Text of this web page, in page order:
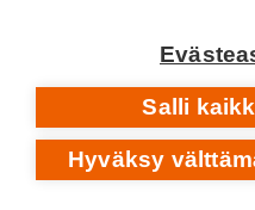
huhtikuu 2016
maaliskuu 2016
helmikuu 2016
tammikuu 2016
Salli
Hyväksy